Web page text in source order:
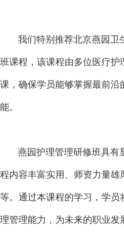
我们特别推荐北京燕园卫
班课程，该课程由多位医疗护
课，确保学员能够掌握最前沿
能。
燕园护理管理研修班具有
程内容丰富实用、师资力量雄
等。通过本课程的学习，学员
理管理能力，为未来的职业发